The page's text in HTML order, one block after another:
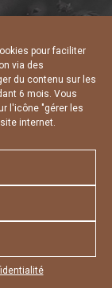
pour faciliter
via des
du contenu sur les
6 mois. Vous
l'icône "gérer les
internet.
CONFIDENTIALITÉ